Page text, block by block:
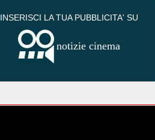
INSERISCI LA TUA PUBBLICITA' SU
notizie cinema